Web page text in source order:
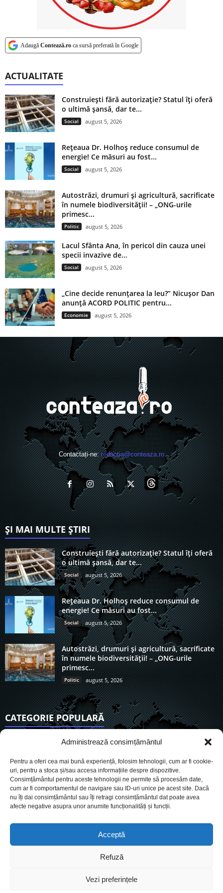
Administrează consimțământul
Pentru a oferi cea mai bună experiență, folosim tehnologii, cum ar fi cookie-
uri, pentru a stoca și/sau accesa informațiile despre dispozitive.
Consimțământul pentru aceste tehnologii ne permite să procesăm date,
cum ar fi comportamentul de navigare sau ID-uri unice pe acest site. Dacă
nu îți dai consimțământul sau îți retragi consimțământul dat poate avea
afecte negative asupra unor anumite funcționalități și funcții.
Acceptă
Refuză
Vezi preferințele
Adaugă Contează.ro ca sursă preferată în Google
ACTUALITATE
Construiești fără autorizație? Statul îți oferă
o ultimă șansă, dar te...
Social august 5, 2026
Rețeaua Dr. Holhoș reduce consumul de
energie! Ce măsuri au fost...
Social august 5, 2026
Autostrăzi, drumuri și agricultură, sacrificate
în numele biodiversității! – „ONG-urile
primesc...
Politic august 5, 2026
Lacul Sfânta Ana, în pericol din cauza unei
specii invazive de...
Social august 5, 2026
„Cine decide renunțarea la leu?” Nicușor Dan
anunță ACORD POLITIC pentru...
Economie august 5, 2026
Contactați-ne:redactia@conteaza.ro
ȘI MAI MULTE ȘTIRI
Construiești fără autorizație? Statul îți oferă
o ultimă șansă, dar te...
Social august 5, 2026
Rețeaua Dr. Holhoș reduce consumul de
energie! Ce măsuri au fost...
Social august 5, 2026
Autostrăzi, drumuri și agricultură, sacrificate
în numele biodiversității! – „ONG-urile
primesc...
Politic august 5, 2026
CATEGORIE POPULARĂ
6890
Social
Politic
Economie
559
Despre Noi Termeni si conditii